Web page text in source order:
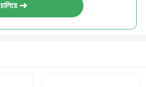
চালিয়ে